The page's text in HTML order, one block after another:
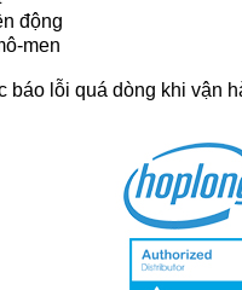
động
men
báo lỗi quá dòng khi vận